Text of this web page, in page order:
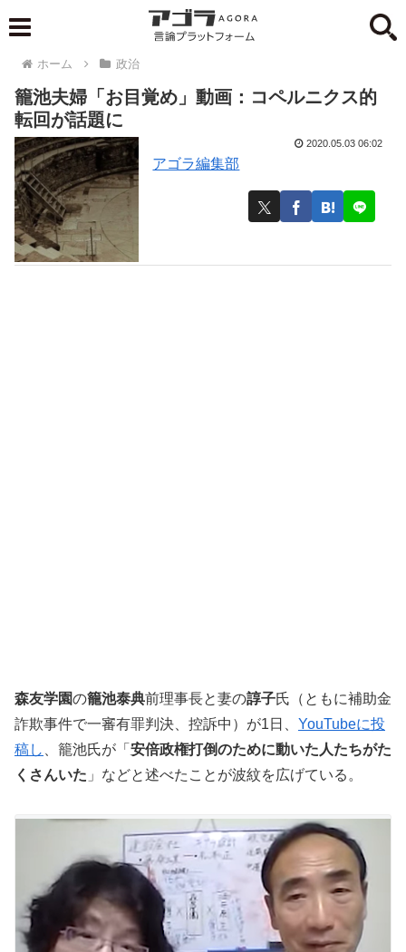
ホーム 政治
籠池夫婦「お目覚め」動画：コペルニクス的
転回が話題に
アゴラ編集部
2020.05.03 06:02
森友学園の籠池泰典前理事長と妻の諄子氏（ともに補助金
詐欺事件で一審有罪判決、控訴中）が1日、 YouTubeに投
稿し
、籠池氏が「 安倍政権打倒のために動いた人たちがた
くさんいた 」などと述べたことが波紋を広げている。